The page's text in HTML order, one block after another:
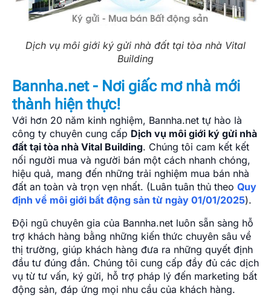
Dịch vụ môi giới ký gửi nhà đất tại tòa nhà Vital
Building
Bannha.net - Nơi giấc mơ nhà mới
thành hiện thực!
Với hơn 20 năm kinh nghiệm, Bannha.net tự hào là
công ty chuyên cung cấp Dịch vụ môi giới ký gửi nhà
đất tại tòa nhà Vital Building. Chúng tôi cam kết kết
nối người mua và người bán một cách nhanh chóng,
hiệu quả, mang đến những trải nghiệm mua bán nhà
đất an toàn và trọn vẹn nhất. (Luân tuân thủ theo Quy
định về môi giới bất động sản từ ngày 01/01/2025).
Đội ngũ chuyên gia của Bannha.net luôn sẵn sàng hỗ
trợ khách hàng bằng những kiến thức chuyên sâu về
thị trường, giúp khách hàng đưa ra những quyết định
đầu tư đúng đắn. Chúng tôi cung cấp đầy đủ các dịch
vụ từ tư vấn, ký gửi, hỗ trợ pháp lý đến marketing bất
động sản, đáp ứng mọi nhu cầu của khách hàng.